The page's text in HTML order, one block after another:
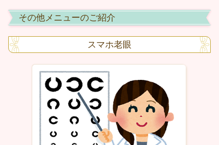
その他メニューのご紹介
スマホ老眼